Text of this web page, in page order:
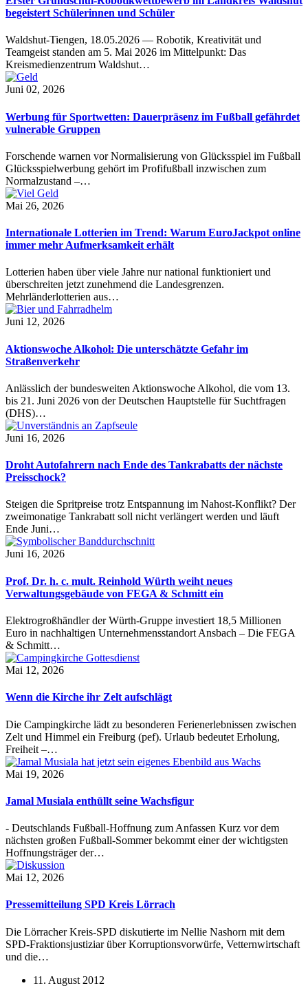
begeistert Schülerinnen und Schüler
Waldshut-Tiengen, 18.05.2026 — Robotik, Kreativität und
Teamgeist standen am 5. Mai 2026 im Mittelpunkt: Das
Kreismedienzentrum Waldshut…
Juni 02, 2026
Werbung für Sportwetten: Dauerpräsenz im Fußball gefährdet
vulnerable Gruppen
Forschende warnen vor Normalisierung von Glücksspiel im Fußball
Glücksspielwerbung gehört im Profifußball inzwischen zum
Normalzustand –…
Mai 26, 2026
Internationale Lotterien im Trend: Warum EuroJackpot online
immer mehr Aufmerksamkeit erhält
Lotterien haben über viele Jahre nur national funktioniert und
überschreiten jetzt zunehmend die Landesgrenzen.
Mehrländerlotterien aus…
Juni 12, 2026
Aktionswoche Alkohol: Die unterschätzte Gefahr im
Straßenverkehr
Anlässlich der bundesweiten Aktionswoche Alkohol, die vom 13.
bis 21. Juni 2026 von der Deutschen Hauptstelle für Suchtfragen
(DHS)…
Juni 16, 2026
Droht Autofahrern nach Ende des Tankrabatts der nächste
Preisschock?
Steigen die Spritpreise trotz Entspannung im Nahost-Konflikt? Der
zweimonatige Tankrabatt soll nicht verlängert werden und läuft
Ende Juni…
Juni 16, 2026
Prof. Dr. h. c. mult. Reinhold Würth weiht neues
Verwaltungsgebäude von FEGA & Schmitt ein
Elektrogroßhändler der Würth-Gruppe investiert 18,5 Millionen
Euro in nachhaltigen Unternehmensstandort Ansbach – Die FEGA
& Schmitt…
Mai 12, 2026
Wenn die Kirche ihr Zelt aufschlägt
Die Campingkirche lädt zu besonderen Ferienerlebnissen zwischen
Zelt und Himmel ein Freiburg (pef). Urlaub bedeutet Erholung,
Freiheit –…
Mai 19, 2026
Jamal Musiala enthüllt seine Wachsfigur
- Deutschlands Fußball-Hoffnung zum Anfassen Kurz vor dem
nächsten großen Fußball-Sommer bekommt einer der wichtigsten
Hoffnungsträger der…
Mai 12, 2026
Pressemitteilung SPD Kreis Lörrach
Die Lörracher Kreis-SPD diskutierte im Nellie Nashorn mit dem
SPD-Fraktionsjustiziar über Korruptionsvorwürfe, Vetternwirtschaft
und die…
11. August 2012